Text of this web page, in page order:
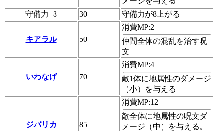
守備力+8
30 守備力が8上がる
キアラル 50
消費MP:2
仲間全体の混乱を治す呪
文
いわなげ 70
消費MP:4
敵1体に地属性のダメージ
（小）を与える
ジバリカ 85
消費MP:12
敵全体に地属性の呪文ダ
メージ（中）を与える。